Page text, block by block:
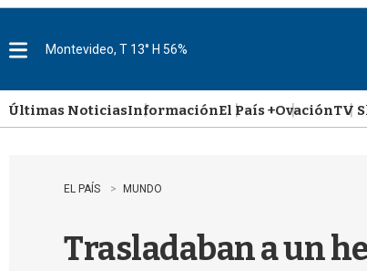
u
Montevideo, T 13° H 56%
Últimas NoticiasInformaciónEl País +OvaciónTV
EL PAÍS MUNDO
Trasladaban a un